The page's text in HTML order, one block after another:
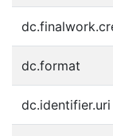
dc.format
dc.identifier.uri